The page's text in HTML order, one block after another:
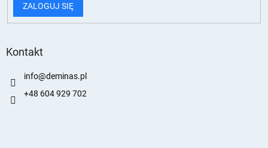
ZALOGUJ SIĘ
Kontakt
info@deminas.pl
+48 604 929 702